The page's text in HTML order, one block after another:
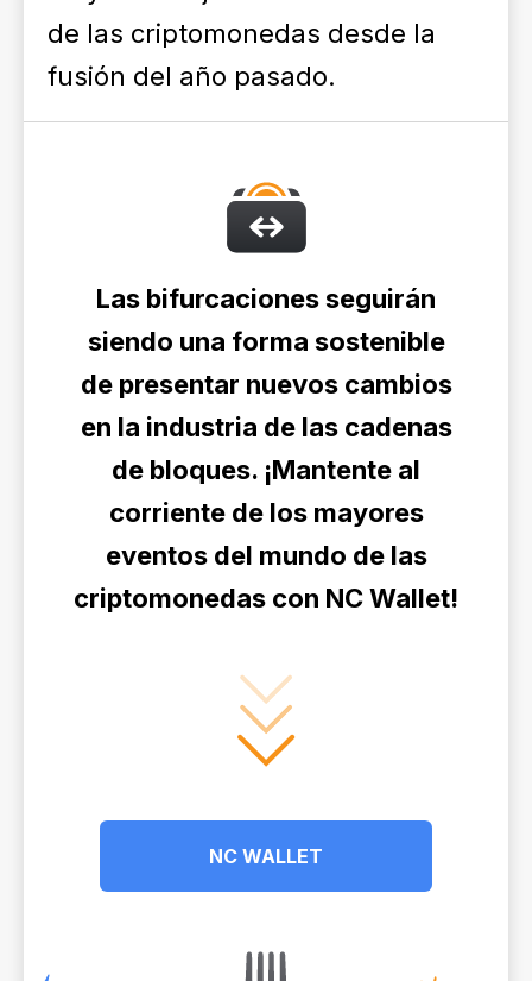
de las criptomonedas desde la
fusión del año pasado.
Las bifurcaciones seguirán
siendo una forma sostenible
de presentar nuevos cambios
en la industria de las cadenas
de bloques. ¡Mantente al
corriente de los mayores
eventos del mundo de las
criptomonedas con NC Wallet!
NC WALLET